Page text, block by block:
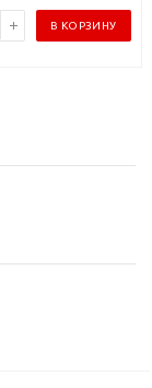
В КОРЗИНУ